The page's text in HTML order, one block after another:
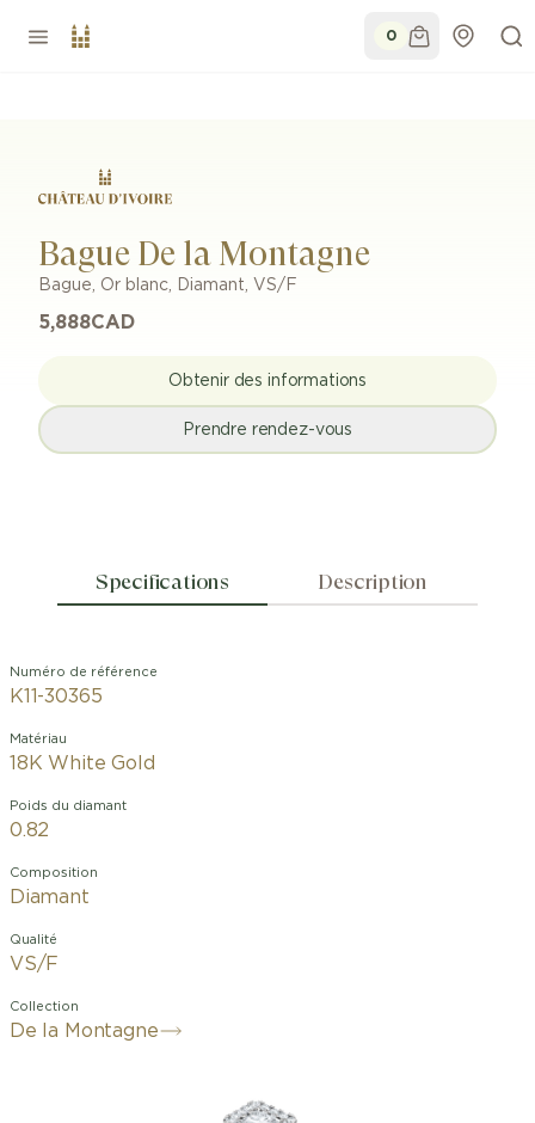
0
Bague De la Montagne
Bague, Or blanc, Diamant, VS/F
5,888CAD
Obtenir des informations
Prendre rendez-vous
Specifications Description
Numéro de référence
K11-30365
Matériau
18K White Gold
Poids du diamant
0.82
Composition
Diamant
Qualité
VS/F
Collection
De la Montagne